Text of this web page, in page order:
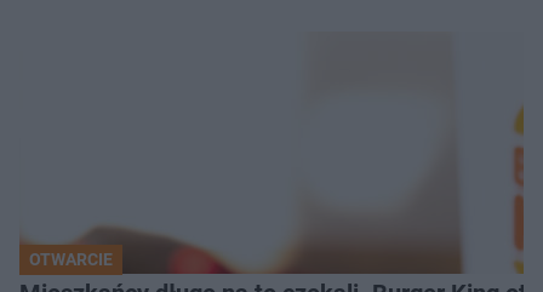
OTWARCIE